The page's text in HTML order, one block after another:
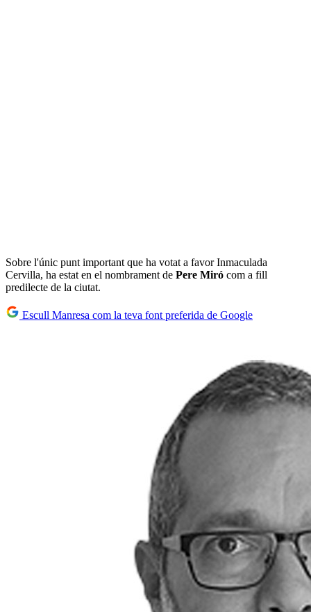
Sobre l'únic punt important que ha votat a favor Inmaculada
Cervilla, ha estat en el nombrament de Pere Miró com a fill
predilecte de la ciutat.
Escull Manresa com la teva font preferida de Google